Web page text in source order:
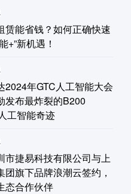
赁能省钱？如何正确快速
+”新机遇！
2024年GTC人工智能大会
发布最炸裂的B200
工智能奇迹
市捷易科技有限公司与上
团旗下品牌浪潮云签约，
态合作伙伴